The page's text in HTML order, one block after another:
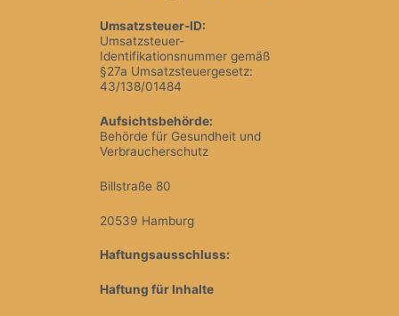
Umsatzsteuer-ID:
Umsatzsteuer-
Identifikationsnummer gemäß
§27a Umsatzsteuergesetz:
43/138/01484
Aufsichtsbehörde:
Behörde für Gesundheit und
Verbraucherschutz
Billstraße 80
20539 Hamburg
Haftungsausschluss:
Haftung für Inhalte